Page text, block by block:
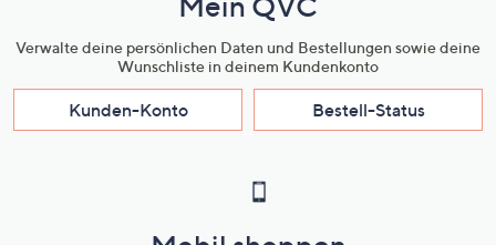
Verwalte deine persönlichen Daten und Bestellungen sowie deine
Wunschliste in deinem Kundenkonto
Kunden-Konto Bestell-Status